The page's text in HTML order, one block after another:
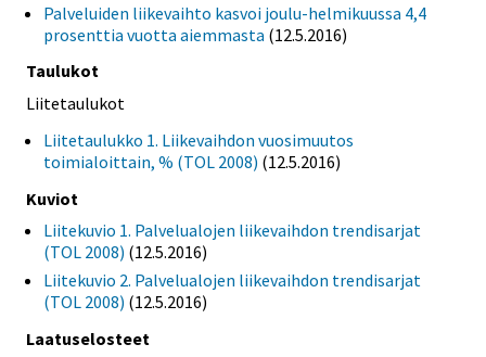
Palveluiden liikevaihto kasvoi joulu-helmikuussa 4,4
prosenttia vuotta aiemmasta (12.5.2016)
Taulukot
Liitetaulukot
Liitetaulukko 1. Liikevaihdon vuosimuutos
toimialoittain, % (TOL 2008) (12.5.2016)
Kuviot
Liitekuvio 1. Palvelualojen liikevaihdon trendisarjat
(TOL 2008) (12.5.2016)
Liitekuvio 2. Palvelualojen liikevaihdon trendisarjat
(TOL 2008) (12.5.2016)
Laatuselosteet